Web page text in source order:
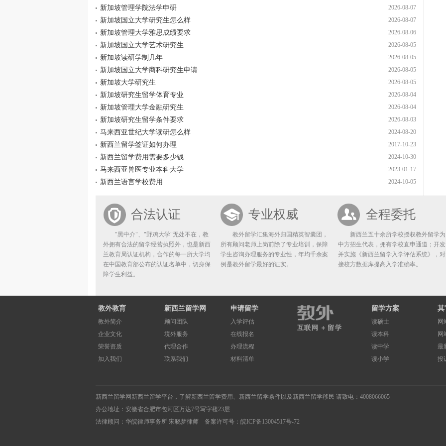
2026-08-07
新加坡管理学院法学申研
2026-08-07
新加坡国立大学研究生怎么样
2026-08-06
新加坡管理大学雅思成绩要求
2026-08-05
新加坡国立大学艺术研究生
2026-08-05
新加坡读研学制几年
2026-08-05
新加坡国立大学商科研究生申请
2026-08-05
新加坡大学研究生
2026-08-04
新加坡研究生留学体育专业
2026-08-04
新加坡管理大学金融研究生
2026-08-03
新加坡研究生留学条件要求
2024-08-20
马来西亚世纪大学读研怎么样
2017-10-23
新西兰留学签证如何办理
2024-10-30
新西兰留学费用需要多少钱
2023-01-17
马来西亚兽医专业本科大学
2024-10-05
新西兰语言学校费用
合法认证
"黑中介"、"野鸡大学"无处不在，教
外拥有合法的留学经营执照外，也是新西
兰教育局认证机构，合作的每一所大学均
在中国教育部公布的认证名单中，切身保
障学生利益。
专业权威
教外留学汇集海外归国精英智囊团，
所有顾问老师上岗前除了专业培训，保障
学生咨询办理服务的专业性，年均千余案
例是教外留学最好的证实。
全程委托
新西兰五十余所学校授权教外留学为
中方招生代表，拥有学校直申通道；开发
并实施《新西兰留学入学评估系统》，对
接校方数据库提高入学准确率。
教外教育
教外简介
企业文化
荣誉资质
加入我们
新西兰留学网
顾问团队
境外服务
代理合作
联系我们
申请留学
入学评估
在线报名
办理流程
材料清单
留学方案
读硕士
读本科
读中学
读小学
其
网
网
最
投
新西兰留学网 新西兰留学平台，了解新西兰留学费用 、 新西兰留学条件以及 新西兰留学移民 请致电：4008066065
办公地址：安徽省合肥市包河区万达7号写字楼23层
法律顾问：华皖律师事务所 宋晓梦律师 备案许可号： 皖ICP备13004517号-72